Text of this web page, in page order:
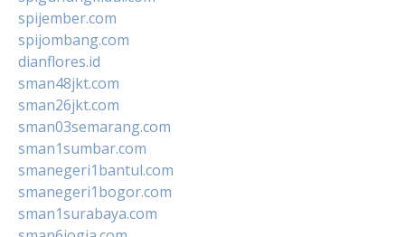
spijember.com
spijombang.com
dianflores.id
sman48jkt.com
sman26jkt.com
sman03semarang.com
sman1sumbar.com
smanegeri1bantul.com
smanegeri1bogor.com
sman1surabaya.com